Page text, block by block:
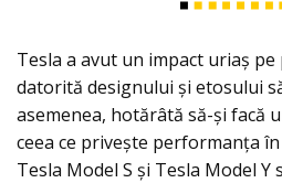
Tesla a avut un impact uriaș
datorită designului și etosului
asemenea, hotărâtă să-și facă
ceea ce privește performanța
Tesla Model S și Tesla Model Y